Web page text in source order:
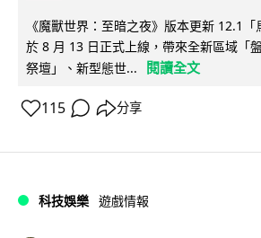
《魔獸世界：至暗之夜》版本更新 12.1
於 8 月 13 日正式上線，帶來全新區域「
祭壇」、新型態世...
閱讀全文
115 分享
科技娛樂 遊戲情報